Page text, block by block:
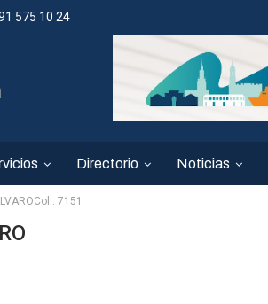
575 10 24
Directorio Noticias
7151